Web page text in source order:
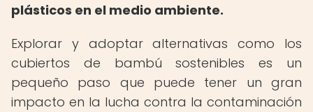
plásticos en el medio ambiente.
Explorar y adoptar alternativas como los
cubiertos de bambú sostenibles es un
pequeño paso que puede tener un gran
impacto en la lucha contra la contaminación